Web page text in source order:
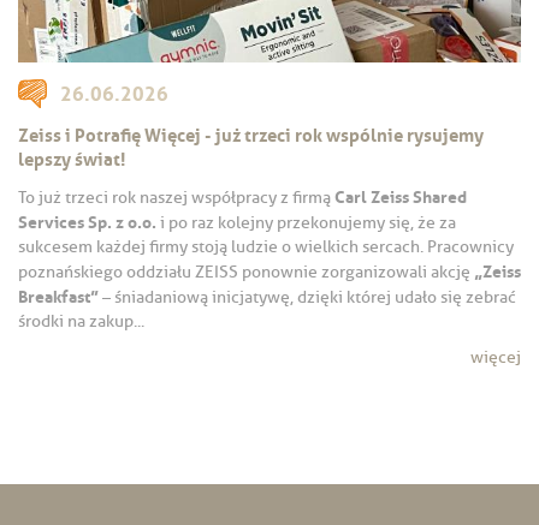
26.06.2026
Zeiss i Potrafię Więcej - już trzeci rok wspólnie rysujemy
lepszy świat!
To już trzeci rok naszej współpracy z firmąCarl Zeiss Shared
Services Sp. z o.o. i po raz kolejny przekonujemy się, że za
sukcesem każdej firmy stoją ludzie o wielkich sercach. Pracownicy
poznańskiego oddziału ZEISS ponownie zorganizowali akcję „Zeiss
Breakfast”– śniadaniową inicjatywę, dzięki której udało się zebrać
środki na zakup...
więcej